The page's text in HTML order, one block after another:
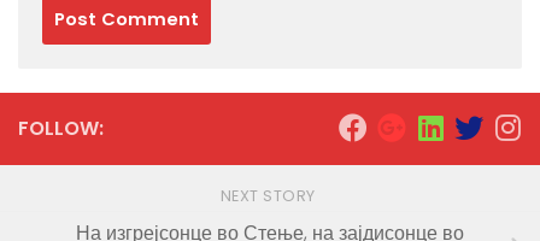
FOLLOW:
NEXT STORY
На изгрејсонце во Стење, на зајдисонце во